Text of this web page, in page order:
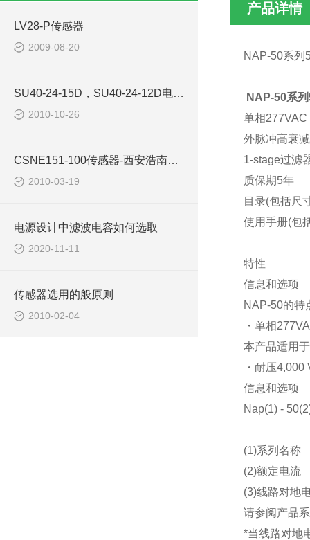
LV28-P传感器
2009-08-20
SU40-24-15D，SU40-24-12D电源-西安浩南电子科技
2010-10-26
CSNE151-100传感器-西安浩南电子科技有限公司
2010-03-19
电源设计中滤波电容如何选取
2020-11-11
传感器选用的般原则
2010-02-04
产品详情
NAP-50系列
NAP-50系
单相
外脉冲高衰
1-stage过滤
质保期5年
目录(包括尺
使用手册(包
特性
信息和选项
NAP-50的特
・单相
本产品适用于
・耐压4,000
信息和选项
Nap(1) -
(1)系列名称
(2)额定电流
(3)线路对地
请参阅产品
*当线路对地